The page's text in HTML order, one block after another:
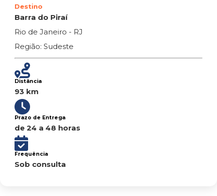
Destino
Barra do Piraí
Rio de Janeiro - RJ
Região: Sudeste
Distância
93 km
Prazo de Entrega
de 24 a 48 horas
Frequência
Sob consulta